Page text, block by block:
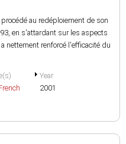
au redéploiement de son
en s'attardant sur les aspects
nettement renforcé l'efficacité du
Year
2001